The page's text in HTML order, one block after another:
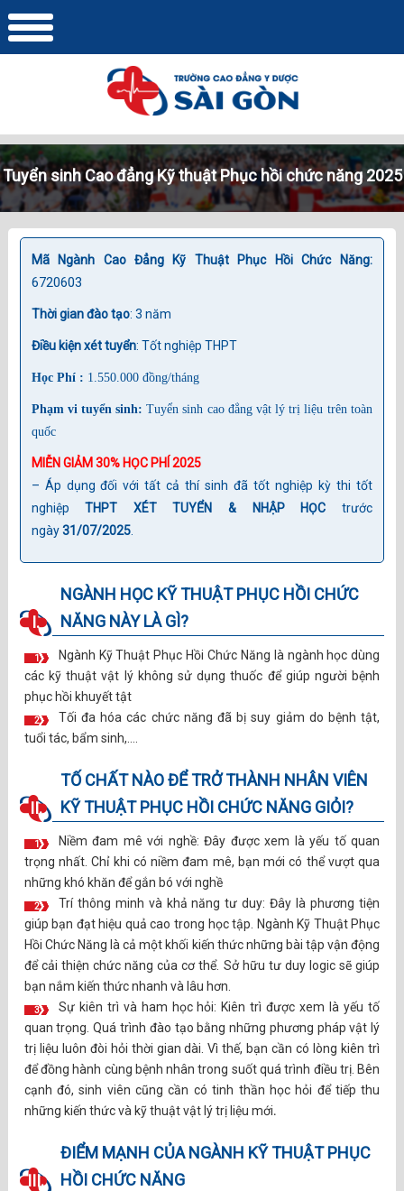
Tuyển sinh Cao đẳng Kỹ thuật Phục hồi chức năng 2025
Mã Ngành Cao Đẳng Kỹ Thuật Phục Hồi Chức Năng:
6720603
Thời gian đào tạo: 3 năm
Điều kiện xét tuyển: Tốt nghiệp THPT
Học Phí : 1.550.000 đồng/tháng
Phạm vi tuyển sinh:Tuyển sinh cao đẳng vật lý trị liệu trên toàn
quốc
MIỄN GIẢM 30% HỌC PHÍ 2025
– Áp dụng đối với tất cả thí sinh đã tốt nghiệp kỳ thi tốt
nghiệpTHPT XÉT TUYỂN & NHẬP HỌC trước
ngày31/07/2025.
I.
NGÀNH HỌC KỸ THUẬT PHỤC HỒI CHỨC
NĂNG NÀY LÀ GÌ?
1
Ngành Kỹ Thuật Phục Hồi Chức Năng là ngành học dùng
các kỹ thuật vật lý không sử dụng thuốc để giúp người bệnh
phục hồi khuyết tật
2
Tối đa hóa các chức năng đã bị suy giảm do bệnh tật,
tuổi tác, bẩm sinh,….
II.
TỐ CHẤT NÀO ĐỂ TRỞ THÀNH NHÂN VIÊN
KỸ THUẬT PHỤC HỒI CHỨC NĂNG GIỎI?
1
Niềm đam mê với nghề: Đây được xem là yếu tố quan
trọng nhất. Chỉ khi có niềm đam mê, bạn mới có thể vượt qua
những khó khăn để gắn bó với nghề
2
Trí thông minh và khả năng tư duy: Đây là phương tiện
giúp bạn đạt hiệu quả cao trong học tập. Ngành Kỹ Thuật Phục
Hồi Chức Năng là cả một khối kiến thức những bài tập vận động
để cải thiện chức năng của cơ thể. Sở hữu tư duy logic sẽ giúp
bạn nắm kiến thức nhanh và lâu hơn.
3
Sự kiên trì và ham học hỏi: Kiên trì được xem là yếu tố
quan trọng. Quá trình đào tạo bằng những phương pháp vật lý
trị liệu luôn đòi hỏi thời gian dài. Vì thế, bạn cần có lòng kiên trì
để đồng hành cùng bệnh nhân trong suốt quá trình điều trị. Bên
cạnh đó, sinh viên cũng cần có tinh thần học hỏi để tiếp thu
những kiến thức và kỹ thuật vật lý trị liệu mới.
III.
ĐIỂM MẠNH CỦA NGÀNH KỸ THUẬT PHỤC
HỒI CHỨC NĂNG